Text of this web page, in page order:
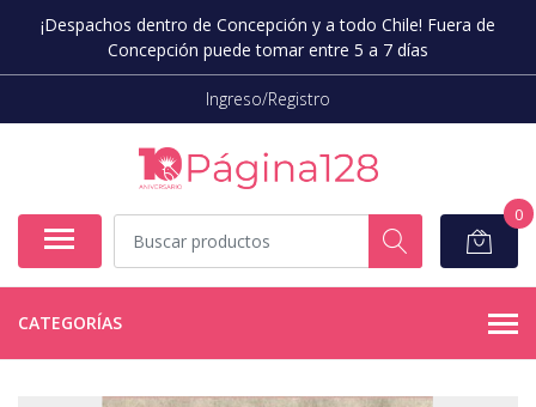
¡Despachos dentro de Concepción y a todo Chile! Fuera de
Concepción puede tomar entre 5 a 7 días
Ingreso/Registro
0
CATEGORÍAS